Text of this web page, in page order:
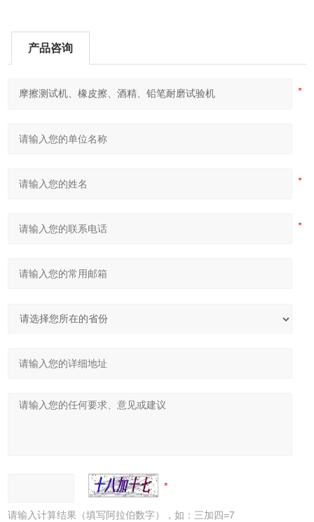
产品咨询
请输入计算结果（填写阿拉伯数字），如：三加四=7